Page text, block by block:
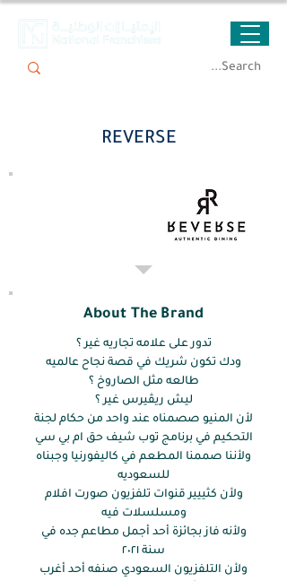
REVERSE
About The Brand
تدور على علامه تجاريه غير ؟
ودك تكون شريك في قصة نجاح عالميه
طالعه مثل الصاروخ ؟
ليش ريڤيرس غير ؟
لأن المنيو صصمناه عند واحد من حكام لجنة
التحكيم في برنامج توب شيف حق ام بي سي
ولأننا صممنا المطعم في كاليفورنيا وجبناه
للسعوديه
ولأن كثييير قنوات تلفزيون صورت افلام
ومسلسلات فيه
ولأنه فاز بجائزة أحد أجمل مطاعم جده في
سنة ٢٠٢١
ولأن التلفزيون السعودي صنفه أحد أغرب